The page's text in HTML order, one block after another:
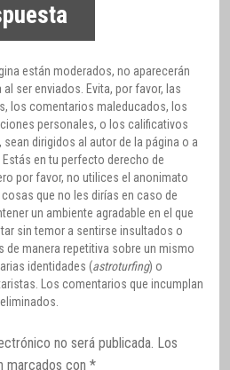
están moderados, no aparecerán
ser enviados. Evita, por favor, las
los comentarios maleducados, los
personales, o los calificativos
dirigidos al autor de la página o a
en tu perfecto derecho de
por favor, no utilices el anonimato
que no les dirías en caso de
un ambiente agradable en el que
sin temor a sentirse insultados o
manera repetitiva sobre un mismo
identidades (astroturfing) o
Los comentarios que incumplan
no será publicada. Los
marcados con *